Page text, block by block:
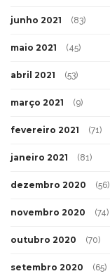
junho 2021 (83)
maio 2021 (45)
abril 2021 (53)
março 2021 (9)
fevereiro 2021 (71)
janeiro 2021 (81)
dezembro 2020 (56)
novembro 2020 (74)
outubro 2020 (70)
setembro 2020 (65)